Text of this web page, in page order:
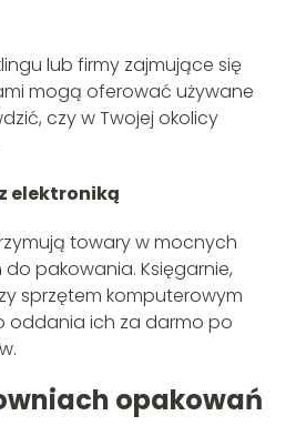
lub firmy zajmujące się
mogą oferować używane
czy w Twojej okolicy
elektroniką
towary w mocnych
pakowania. Księgarnie,
sprzętem komputerowym
ich za darmo po
opakowań